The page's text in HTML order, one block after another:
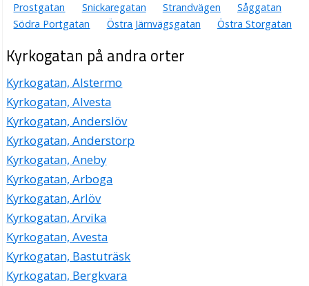
Prostgatan
Snickaregatan Strandvägen
Såggatan
Södra Portgatan
Östra Järnvägsgatan Östra Storgatan
Kyrkogatan på andra orter
Kyrkogatan, Alstermo
Kyrkogatan, Alvesta
Kyrkogatan, Anderslöv
Kyrkogatan, Anderstorp
Kyrkogatan, Aneby
Kyrkogatan, Arboga
Kyrkogatan, Arlöv
Kyrkogatan, Arvika
Kyrkogatan, Avesta
Kyrkogatan, Bastuträsk
Kyrkogatan, Bergkvara